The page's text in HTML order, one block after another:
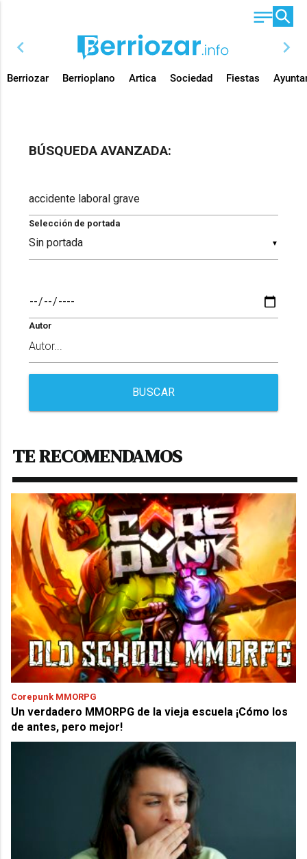
chevron_left chevron_right
Berriozar Berrioplano Artica Sociedad Fiestas
BÚSQUEDA AVANZADA:
▼
Selección de portada
Autor
BUSCAR
TE RECOMENDAMOS
Corepunk MMORPG
Un verdadero MMORPG de la vieja escuela ¡Cómo los
de antes, pero mejor!